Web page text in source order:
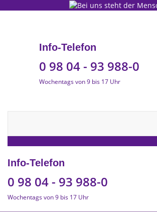
Info-Telefon
0 98 04 - 93 988-0
Wochentags von 9 bis 17 Uhr
Info-Telefon
0 98 04 - 93 988-0
Wochentags von 9 bis 17 Uhr